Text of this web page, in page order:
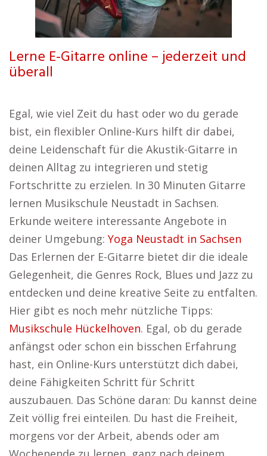
Lerne E-Gitarre online – jederzeit und
überall
Egal, wie viel Zeit du hast oder wo du gerade
bist, ein flexibler Online-Kurs hilft dir dabei,
deine Leidenschaft für die Akustik-Gitarre in
deinen Alltag zu integrieren und stetig
Fortschritte zu erzielen. In 30 Minuten Gitarre
lernen Musikschule Neustadt in Sachsen.
Erkunde weitere interessante Angebote in
deiner Umgebung: Yoga Neustadt in Sachsen
Das Erlernen der E-Gitarre bietet dir die ideale
Gelegenheit, die Genres Rock, Blues und Jazz zu
entdecken und deine kreative Seite zu entfalten.
Hier gibt es noch mehr nützliche Tipps:
Musikschule Hückelhoven. Egal, ob du gerade
anfängst oder schon ein bisschen Erfahrung
hast, ein Online-Kurs unterstützt dich dabei,
deine Fähigkeiten Schritt für Schritt
auszubauen. Das Schöne daran: Du kannst deine
Zeit völlig frei einteilen. Du hast die Freiheit,
morgens vor der Arbeit, abends oder am